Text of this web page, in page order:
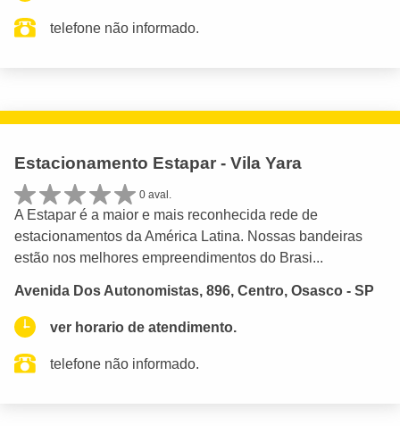
telefone não informado.
Estacionamento Estapar - Vila Yara
0 aval.
A Estapar é a maior e mais reconhecida rede de
estacionamentos da América Latina. Nossas bandeiras
estão nos melhores empreendimentos do Brasi...
Avenida Dos Autonomistas, 896, Centro, Osasco - SP
ver horario de atendimento.
telefone não informado.